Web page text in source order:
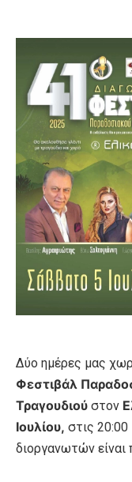
Δύο ημέρες μας
Φεστιβάλ
Τραγουδιού στον
Ιουλίου, στις 20:00
διοργανωτών είναι